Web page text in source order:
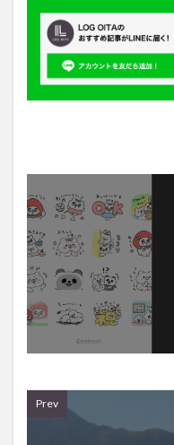
Prev